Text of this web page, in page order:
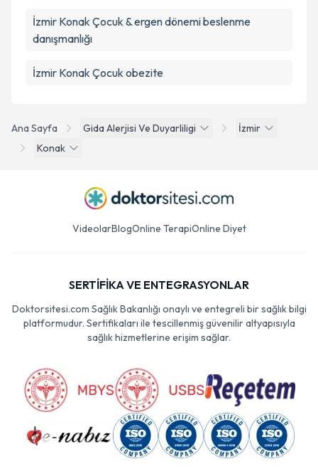
Ana Sayfa Gida Alerjisi Ve Duyarliligi
İzmir
Konak
İzmir Konak Çocuk & ergen dönemi beslenme
danışmanlığı
İzmir Konak Çocuk obezite
VideolarBlogOnline TerapiOnline Diyet
SERTİFİKA VE ENTEGRASYONLAR
Doktorsitesi.com Sağlık Bakanlığı onaylı ve entegreli bir sağlık bilgi
platformudur. Sertifikaları ile tescillenmiş güvenilir altyapısıyla
sağlık hizmetlerine erişim sağlar.